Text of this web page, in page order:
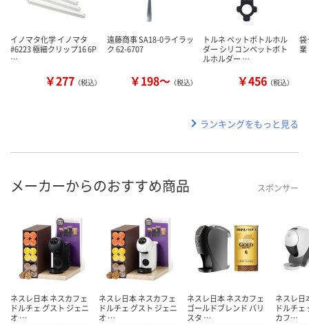
イノマタ化学 イノマタ
#6223 極細クリップ16 6P
…
￥277 （税込）
遠藤商事 SA18-0ライラッ
ク 62-6707
￥198～ （税込）
トルネ ペットボトルホル
ダー シリコンペットボト
ルホルダー …
￥456 （税込）
袋
業
ランキングをもっと見る
メーカーからのおすすめ商品 スポンサー
ネスレ日本 ネスカフェ
ドルチェ グスト ジェニ
オ …
ネスレ日本 ネスカフェ
ドルチェ グスト ジェニ
オ …
ネスレ日本 ネスカフェ
ゴールドブレンド バリ
スタ …
ネスレ日
ドルチェ
カフ…